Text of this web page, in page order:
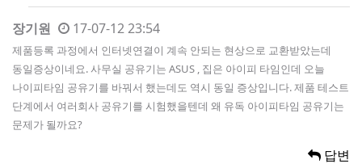
장기원 17-07-12 23:54
제품등록 과정에서 인터넷연결이 계속 안되는 현상으로 교환받았는데
동일증상이네요. 사무실 공유기는 ASUS , 집은 아이피 타임인데 오늘
나이피타임 공유기를 바꿔서 했는데도 역시 동일 증상입니다. 제품 테스트
단계에서 여러회사 공유기를 시험했을텐데 왜 유독 아이피타임 공유기는
문제가 될까요?
답변